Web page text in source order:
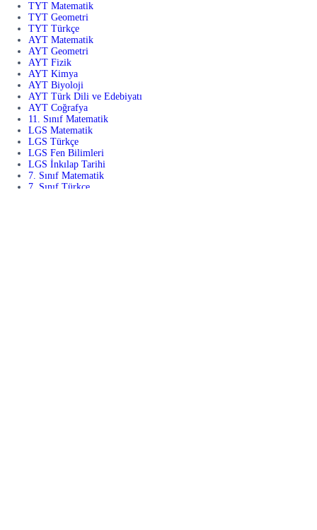
TYT Matematik
TYT Geometri
TYT Türkçe
AYT Matematik
AYT Geometri
AYT Fizik
AYT Kimya
AYT Biyoloji
AYT Türk Dili ve Edebiyatı
AYT Coğrafya
11. Sınıf Matematik
LGS Matematik
LGS Türkçe
LGS Fen Bilimleri
LGS İnkılap Tarihi
7. Sınıf Matematik
7. Sınıf Türkçe